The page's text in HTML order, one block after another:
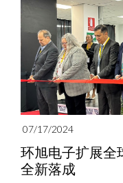
步企业”的荣誉。
《可持续发展年鉴》
07/17/2024
环旭电子扩展全
全新落成